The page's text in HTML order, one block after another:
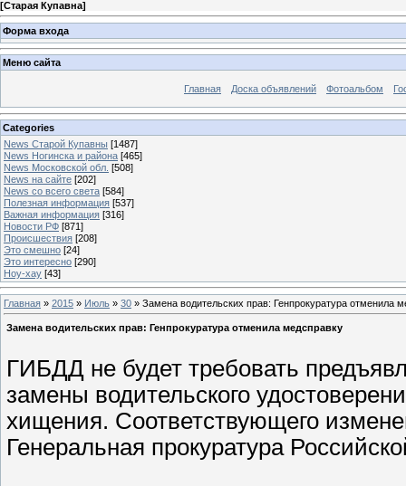
[Старая Купавна]
Форма входа
Меню сайта
Главная Доска объявлений Фотоальбом
Categories
News Старой Купавны [1487]
News Ногинска и района [465]
News Московской обл. [508]
News на сайте [202]
News со всего света [584]
Полезная информация [537]
Важная информация [316]
Новости РФ [871]
Происшествия [208]
Это смешно [24]
Это интересно [290]
Ноу-хау [43]
Главная » 2015 » Июль » 30 » Замена водительских прав: Генпрокуратура отменила
Замена водительских прав: Генпрокуратура отменила медсправку
ГИБДД не будет требовать
замены водительского
хищения. Соответствующего
Генеральная прокуратура